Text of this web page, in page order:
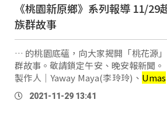
《桃園新原鄉》系列報導 11/29
族群故事
… 的桃園底蘊，向大家揭開「桃花源
群故事。敬請鎖定午安、晚安報新聞。 【 每日新聞】團隊◆
製作人｜Yaway Maya(李玲玲)、 Umas
籌｜Pahaw Solin（謝俊傑）◆文字採
淮薇) 、Aras Sawawan(陳鵬飛)、
2021-11-29 13:41